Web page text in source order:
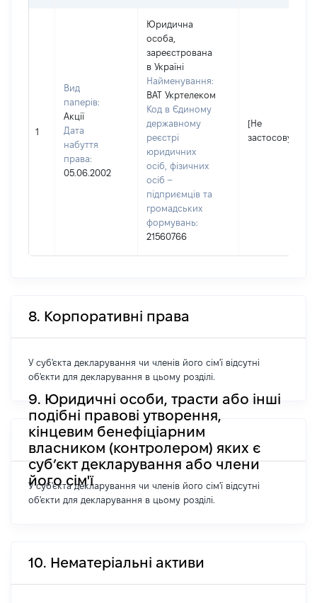
1
Вид
паперів:
Акції
Дата
набуття
права:
05.06.2002
Юридична
особа,
зареєстрована
в Україні
Найменування:
ВАТ Укртелеком
Код в Єдиному
державному
реєстрі
юридичних
осіб, фізичних
осіб –
підприємців та
громадських
формувань:
21560766
[Не
8. Корпоративні права
У суб'єкта декларування чи членів його сім'ї відсутні
об'єкти для декларування в цьому розділі.
9. Юридичні особи, трасти або інші
подібні правові утворення,
кінцевим бенефіціарним
власником (контролером) яких є
суб’єкт декларування або члени
його сім'ї
У суб'єкта декларування чи членів його сім'ї відсутні
об'єкти для декларування в цьому розділі.
10. Нематеріальні активи